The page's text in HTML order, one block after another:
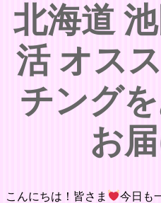
北海道
活 オス
チング
お届
こんにちは！皆さま 今日も